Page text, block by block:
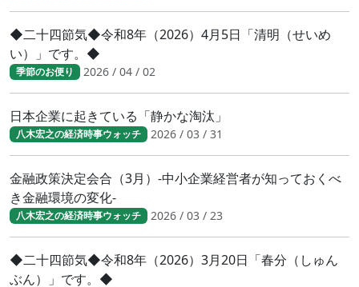
◆二十四節気◆令和8年（2026）4月5日「清明（せいめ
い）」です。◆
季節のお便り 2026 / 04 / 02
日本企業に起きている「静かな淘汰」
八木宏之の経済時事ウォッチ 2026 / 03 / 31
金融政策決定会合（3月）-中小企業経営者が知っておくべ
き金融環境の変化-
八木宏之の経済時事ウォッチ 2026 / 03 / 23
◆二十四節気◆令和8年（2026）3月20日「春分（しゅん
ぶん）」です。◆